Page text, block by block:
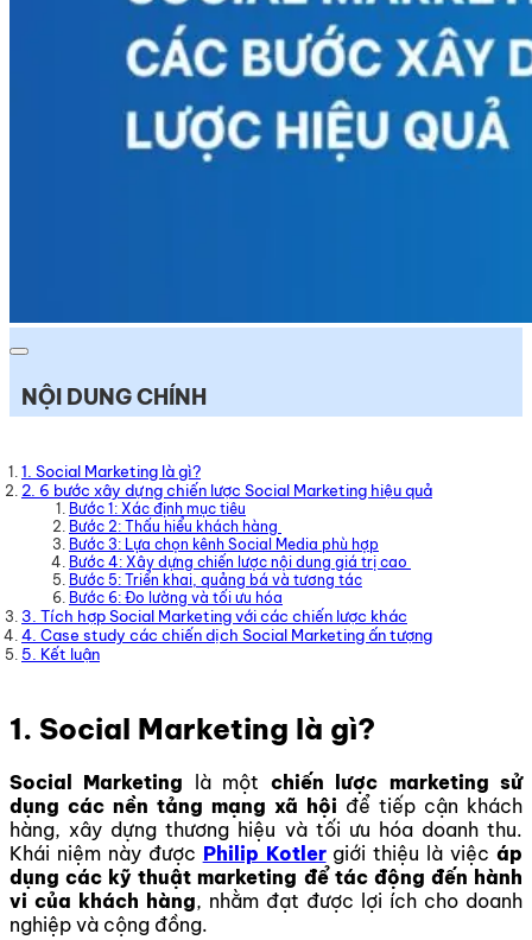
NỘI DUNG CHÍNH
1. Social Marketing là gì?
2. 6 bước xây dựng chiến lược Social Marketing hiệu quả
Bước 1: Xác định mục tiêu
Bước 2: Thấu hiểu khách hàng
Bước 3: Lựa chọn kênh Social Media phù hợp
Bước 4: Xây dựng chiến lược nội dung giá trị cao
Bước 5: Triển khai, quảng bá và tương tác
Bước 6: Đo lường và tối ưu hóa
3. Tích hợp Social Marketing với các chiến lược khác
4. Case study các chiến dịch Social Marketing ấn tượng
5. Kết luận
1. Social Marketing là gì?
Social Marketing là một chiến lược marketing sử
dụng các nền tảng mạng xã hội để tiếp cận khách
hàng, xây dựng thương hiệu và tối ưu hóa doanh thu.
Khái niệm này được Philip Kotlergiới thiệu là việc áp
dụng các kỹ thuật marketing để tác động đến hành
vi của khách hàng, nhằm đạt được lợi ích cho doanh
nghiệp và cộng đồng.